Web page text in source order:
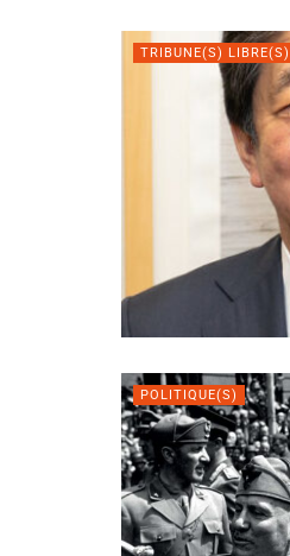
TRIBUNE(S) LIBRE(S)
POLITIQUE(S)